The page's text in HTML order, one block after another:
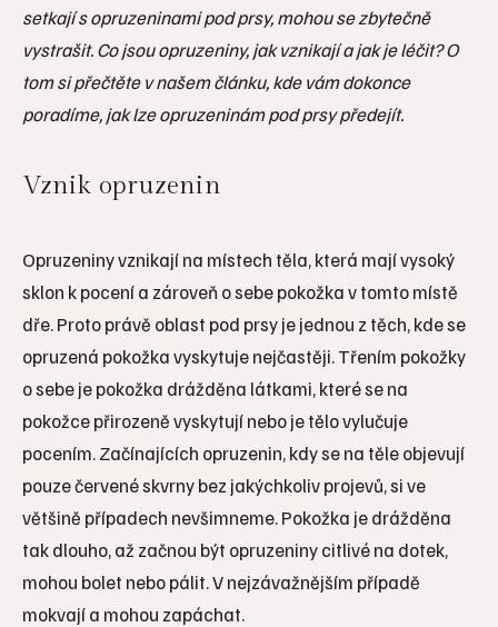
setkají s opruzeninami pod prsy, mohou se zbytečně
vystrašit. Co jsou opruzeniny, jak vznikají a jak je léčit? O
tom si přečtěte v našem článku, kde vám dokonce
poradíme, jak lze opruzeninám pod prsy předejít.
Vznik opruzenin
Opruzeniny vznikají na místech těla, která mají vysoký
sklon k pocení a zároveň o sebe pokožka v tomto místě
dře. Proto právě oblast pod prsy je jednou z těch, kde se
opruzená pokožka vyskytuje nejčastěji. Třením pokožky
o sebe je pokožka drážděna látkami, které se na
pokožce přirozeně vyskytují nebo je tělo vylučuje
pocením. Začínajících opruzenin, kdy se na těle objevují
pouze červené skvrny bez jakýchkoliv projevů, si ve
většině případech nevšimneme. Pokožka je drážděna
tak dlouho, až začnou být opruzeniny citlivé na dotek,
mohou bolet nebo pálit. V nejzávažnějším případě
mokvají a mohou zapáchat.